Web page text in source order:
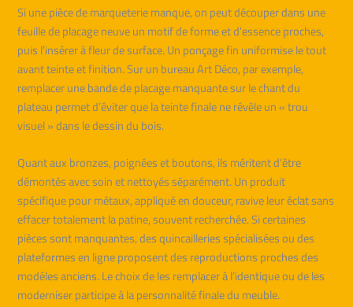
Si une pièce de marqueterie manque, on peut découper dans une
feuille de placage neuve un motif de forme et d’essence proches,
puis l’insérer à fleur de surface. Un ponçage fin uniformise le tout
avant teinte et finition. Sur un bureau Art Déco, par exemple,
remplacer une bande de placage manquante sur le chant du
plateau permet d’éviter que la teinte finale ne révèle un « trou
visuel » dans le dessin du bois.
Quant aux bronzes, poignées et boutons, ils méritent d’être
démontés avec soin et nettoyés séparément. Un produit
spécifique pour métaux, appliqué en douceur, ravive leur éclat sans
effacer totalement la patine, souvent recherchée. Si certaines
pièces sont manquantes, des quincailleries spécialisées ou des
plateformes en ligne proposent des reproductions proches des
modèles anciens. Le choix de les remplacer à l’identique ou de les
moderniser participe à la personnalité finale du meuble.